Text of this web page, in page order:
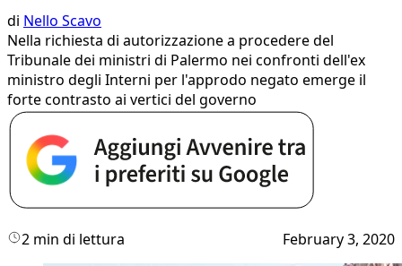
di Nello Scavo
Nella richiesta di autorizzazione a procedere del
Tribunale dei ministri di Palermo nei confronti dell'ex
ministro degli Interni per l'approdo negato emerge il
forte contrasto ai vertici del governo
2 min di lettura February 3, 2020